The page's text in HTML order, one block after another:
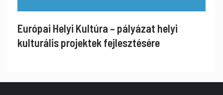
Európai Helyi Kultúra – pályázat helyi
kulturális projektek fejlesztésére